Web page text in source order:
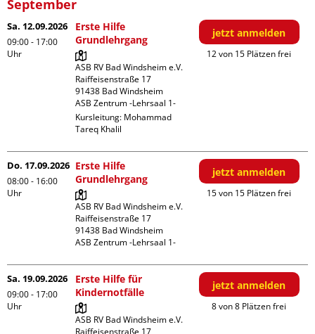
September
Sa. 12.09.2026
09:00 - 17:00
Uhr
Erste Hilfe
Grundlehrgang
ASB RV Bad Windsheim e.V.
Raiffeisenstraße 17
91438 Bad Windsheim
ASB Zentrum -Lehrsaal 1-
Kursleitung: Mohammad
Tareq Khalil
jetzt anmelden
12 von 15 Plätzen frei
Do. 17.09.2026
08:00 - 16:00
Uhr
Erste Hilfe
Grundlehrgang
ASB RV Bad Windsheim e.V.
Raiffeisenstraße 17
91438 Bad Windsheim
ASB Zentrum -Lehrsaal 1-
jetzt anmelden
15 von 15 Plätzen frei
Sa. 19.09.2026
09:00 - 17:00
Uhr
Erste Hilfe für
Kindernotfälle
ASB RV Bad Windsheim e.V.
Raiffeisenstraße 17
jetzt anmelden
8 von 8 Plätzen frei